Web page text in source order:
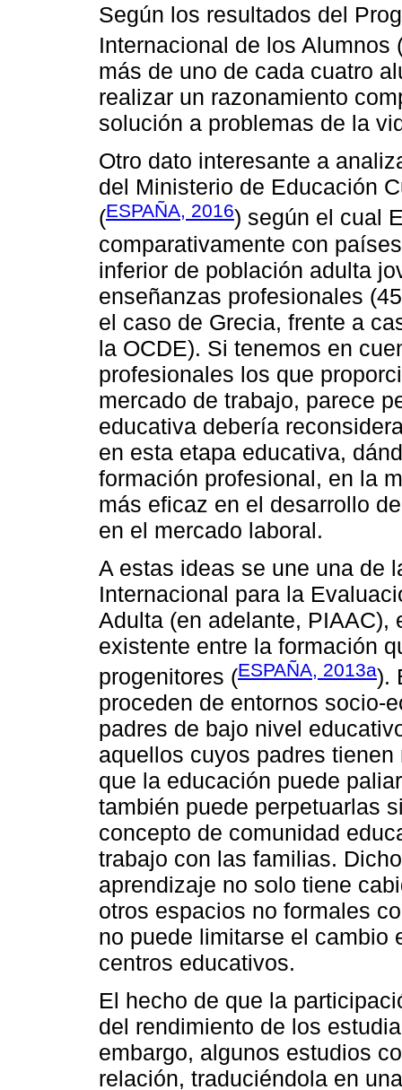
Según los resultados del
Internacional de los Alumnos
más de uno de cada cuatro
realizar un razonamiento
solución a problemas de la
Otro dato interesante a
del Ministerio de Educación
(ESPAÑA, 2016) según el cual
comparativamente con
inferior de población adulta
enseñanzas profesionales
el caso de Grecia, frente a
la OCDE). Si tenemos en
profesionales los que
mercado de trabajo, parece
educativa debería
en esta etapa educativa,
formación profesional, en la
más eficaz en el desarrollo
en el mercado laboral.
A estas ideas se une una de
Internacional para la
Adulta (en adelante, PIAAC),
existente entre la formación
progenitores (ESPAÑA, 2013a).
proceden de entornos socio-
padres de bajo nivel
aquellos cuyos padres
que la educación puede
también puede perpetuarlas
concepto de comunidad
trabajo con las familias.
aprendizaje no solo tiene
otros espacios no formales
no puede limitarse el cambio
centros educativos.
El hecho de que la
del rendimiento de los
embargo, algunos estudios
relación, traduciéndola en